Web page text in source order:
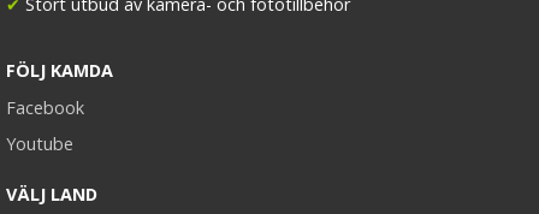
FÖLJ KAMDA
Facebook
Youtube
VÄLJ LAND